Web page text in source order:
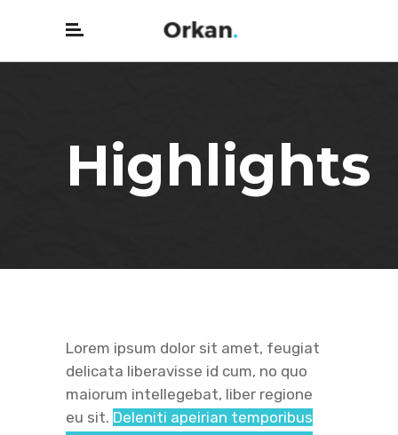
Highlights
Lorem ipsum dolor sit amet, feugiat
delicata liberavisse id cum, no quo
maiorum intellegebat, liber regione
eu sit. Deleniti apeirian temporibus